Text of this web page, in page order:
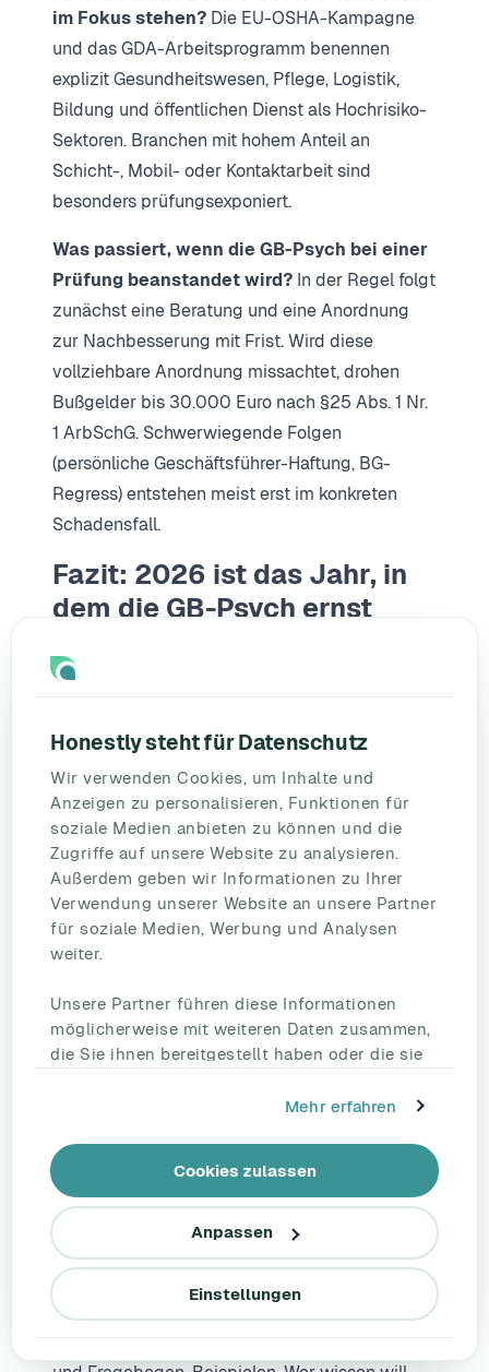
Honestly steht für Datenschutz
Wir verwenden Cookies, um Inhalte und
Anzeigen zu personalisieren, Funktionen für
soziale Medien anbieten zu können und die
Zugriffe auf unsere Website zu analysieren.
Außerdem geben wir Informationen zu Ihrer
Verwendung unserer Website an unsere Partner
für soziale Medien, Werbung und Analysen
weiter.
Unsere Partner führen diese Informationen
möglicherweise mit weiteren Daten zusammen,
die Sie ihnen bereitgestellt haben oder die sie
Mehr erfahren
Cookies zulassen
Anpassen
Einstellungen
im Fokus stehen? Die EU-OSHA-Kampagne
und das GDA-Arbeitsprogramm benennen
explizit Gesundheitswesen, Pflege, Logistik,
Bildung und öffentlichen Dienst als Hochrisiko-
Sektoren. Branchen mit hohem Anteil an
Schicht-, Mobil- oder Kontaktarbeit sind
besonders prüfungsexponiert.
Was passiert, wenn die GB-Psych bei einer
Prüfung beanstandet wird? In der Regel folgt
zunächst eine Beratung und eine Anordnung
zur Nachbesserung mit Frist. Wird diese
vollziehbare Anordnung missachtet, drohen
Bußgelder bis 30.000 Euro nach §25 Abs. 1 Nr.
1 ArbSchG. Schwerwiegende Folgen
(persönliche Geschäftsführer-Haftung, BG-
Regress) entstehen meist erst im konkreten
Schadensfall.
Fazit: 2026 ist das Jahr, in
dem die GB-Psych ernst
Die rechtliche Pflicht zur psychischen
aber erst 2026 fügen sich revidierter Praxis-
Standard (BAuA), erweiterte Fachkunde (DGUV
V2), höhere Kontrollquoten (GDA) und
europäische Flankierung (EU-OSHA) zu einem
Druck-Setting zusammen, das auch bislang
zurückhaltende Arbeitgeber zum Handeln
zwingt.
methodisch saubere und
beteiligungsorientierte GB-Psych dasteht,
übersieht auch, dass psychische Belastung
längst der größte Treiber von Fehlzeiten und
Frühverrentung ist. Die ökonomische Logik zieht
in dieselbe Richtung wie die regulatorische:
Jetzt sauber aufsetzen.
Für die Umsetzung empfehlen wir den
vollständigen
Gefährdungsbeurteilungmit 7-Schritte-Ablauf